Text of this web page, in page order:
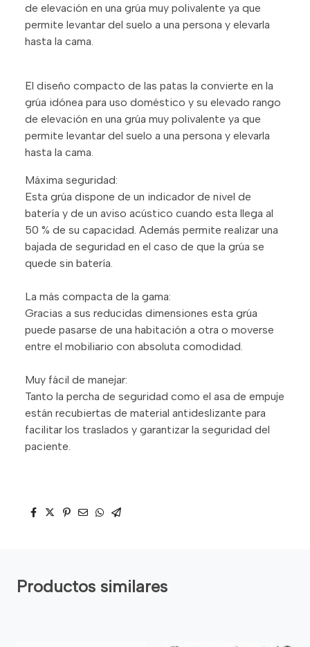
de elevación en una grúa muy polivalente ya que
permite levantar del suelo a una persona y elevarla
hasta la cama.
El diseño compacto de las patas la convierte en la
grúa idónea para uso doméstico y su elevado rango
de elevación en una grúa muy polivalente ya que
permite levantar del suelo a una persona y elevarla
hasta la cama.
Máxima seguridad:
Esta grúa dispone de un indicador de nivel de
batería y de un aviso acústico cuando esta llega al
50 % de su capacidad. Además permite realizar una
bajada de seguridad en el caso de que la grúa se
quede sin batería.
La más compacta de la gama:
Gracias a sus reducidas dimensiones esta grúa
puede pasarse de una habitación a otra o moverse
entre el mobiliario con absoluta comodidad.
Muy fácil de manejar:
Tanto la percha de seguridad como el asa de empuje
están recubiertas de material antideslizante para
facilitar los traslados y garantizar la seguridad del
paciente.
Productos similares